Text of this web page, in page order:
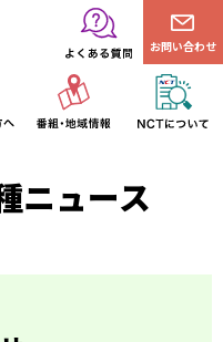
お問い合わせ
ニュース